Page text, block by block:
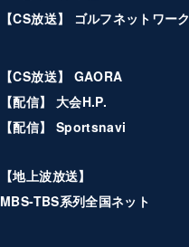
【CS放送】 ゴルフネットワーク
【CS放送】 GAORA
【配信】 大会H.P.
【配信】 Sportsnavi
【地上波放送】
MBS-TBS系列全国ネット